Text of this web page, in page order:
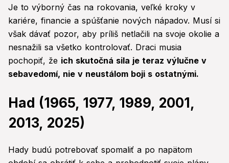
Je to výborný čas na rokovania, veľké kroky v
kariére, financie a spúšťanie nových nápadov. Musí si
však dávať pozor, aby príliš netlačili na svoje okolie a
nesnažili sa všetko kontrolovať. Draci musia
pochopiť, že ich skutočná sila je teraz výlučne v
sebavedomí, nie v neustálom boji s ostatnými.
Had (1965, 1977, 1989, 2001,
2013, 2025)
Hady budú potrebovať spomaliť a po napätom